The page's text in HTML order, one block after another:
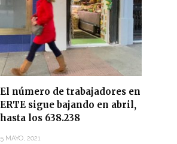
El número de trabajadores en
ERTE sigue bajando en abril,
hasta los 638.238
5 MAYO, 2021